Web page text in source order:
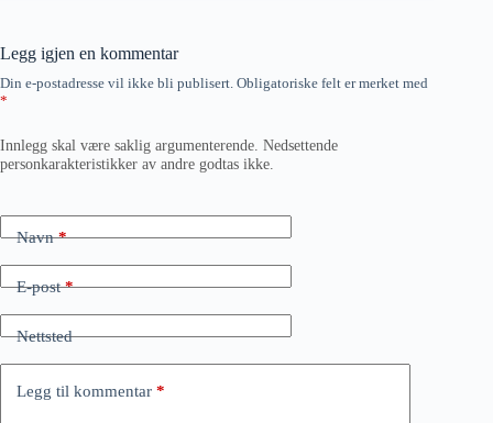
Legg igjen en kommentar
Din e-postadresse vil ikke bli publisert. Obligatoriske felt er merket med
*
Innlegg skal være saklig argumenterende. Nedsettende
personkarakteristikker av andre godtas ikke.
Navn*
E-post*
Nettsted
Legg til kommentar *